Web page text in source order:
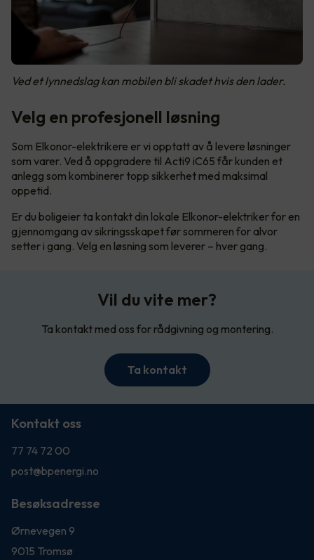
Ved et lynnedslag kan mobilen bli skadet hvis den lader.
Velg en profesjonell løsning
Som Elkonor-elektrikere er vi opptatt av å levere løsninger
som varer. Ved å oppgradere til Acti9 iC65 får kunden et
anlegg som kombinerer topp sikkerhet med maksimal
oppetid.
Er du boligeier ta kontakt din lokale Elkonor-elektriker for en
gjennomgang av sikringsskapet før sommeren for alvor
setter i gang. Velg en løsning som leverer – hver gang.
Vil du vite mer?
Ta kontakt med oss for rådgivning og montering.
Ta kontakt
Kontakt oss
77 74 72 00
post@bpenergi.no
Besøksadresse
Ørnevegen 9
9015 Tromsø